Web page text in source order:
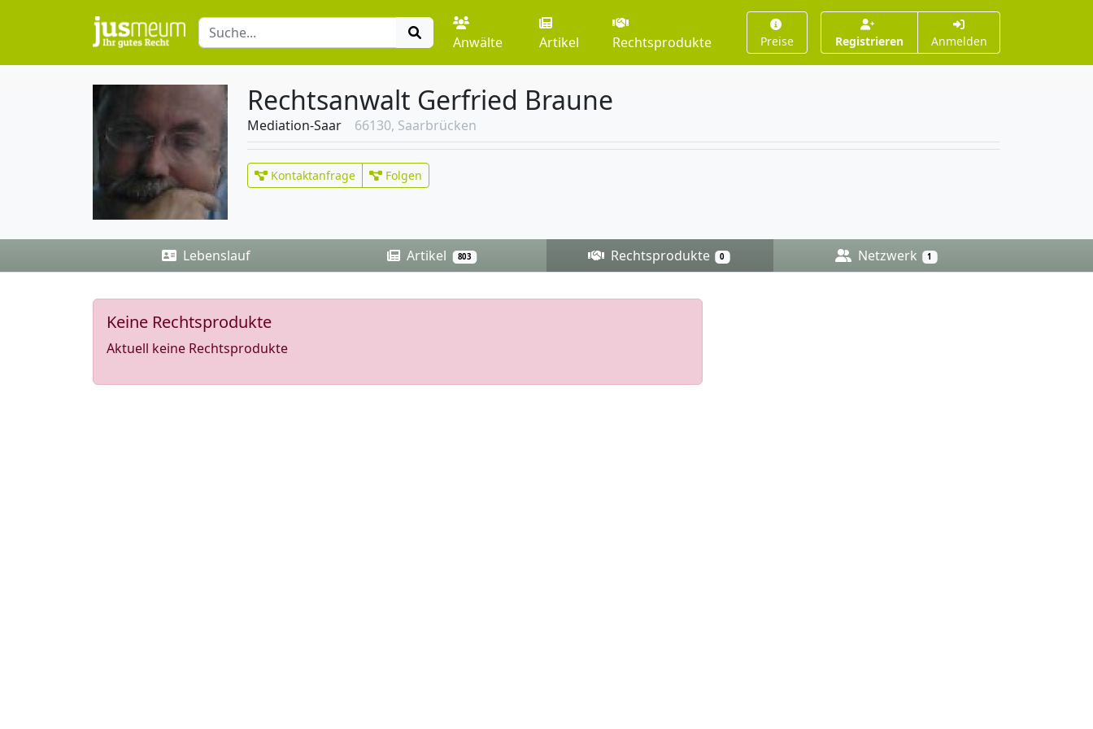
Anwälte Artikel Rechtsprodukte Preise Registrieren Anmelden
Rechtsanwalt Gerfried Braune
Mediation-Saar 66130, Saarbrücken
Kontaktanfrage Folgen
Lebenslauf Artikel 803 Rechtsprodukte 0 Netzwerk 1
Keine Rechtsprodukte
Aktuell keine Rechtsprodukte